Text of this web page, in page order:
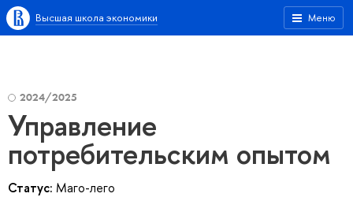
Меню
Высшая школа экономики
2024/2025
Управление
потребительским опытом
Статус: Маго-лего